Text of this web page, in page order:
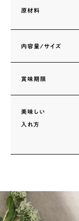
原材料
内容量/サイズ
賞味期限
美味しい
入れ方